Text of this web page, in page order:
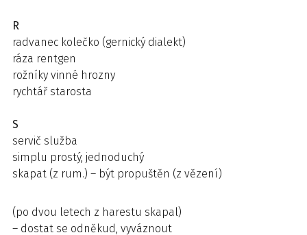
R
radvanec kolečko (gernický dialekt)
ráza rentgen
rožníky vinné hrozny
rychtář starosta
S
servič služba
simplu prostý, jednoduchý
skapat (z rum.) – být propuštěn (z vězení)
(po dvou letech z harestu skapal)
– dostat se odněkud, vyváznout